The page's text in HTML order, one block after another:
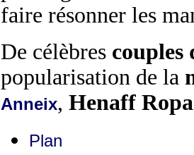
faire résonner les
De célèbres couples
popularisation de la
Anneix, Henaff
Plan